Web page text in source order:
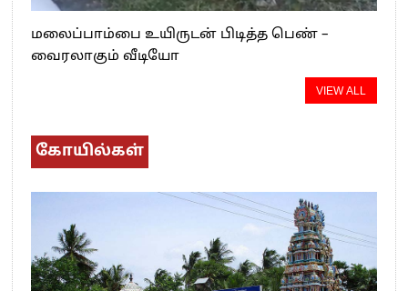
மலைப்பாம்பை உயிருடன் பிடித்த பெண் –
வைரலாகும் வீடியோ
VIEW ALL
கோயில்கள்